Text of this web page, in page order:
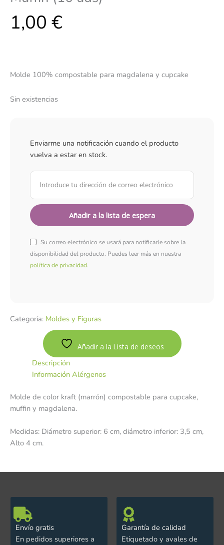
1,00 €
Molde 100% compostable para magdalena y cupcake
Sin existencias
Enviarme una notificación cuando el producto
vuelva a estar en stock.
Su correo electrónico se usará para notificarle sobre la
disponibilidad del producto. Puedes leer más en nuestra
política de privacidad.
Categoría: Moldes y Figuras
Añadir a la Lista de deseos
Descripción
Información Alérgenos
Molde de color kraft (marrón) compostable para cupcake,
muffin y magdalena.
Medidas: Diámetro superior: 6 cm, diámetro inferior: 3,5 cm,
Alto 4 cm.
Envío gratis
En pedidos superiores a
Garantía de calidad
Etiquetado y avales de